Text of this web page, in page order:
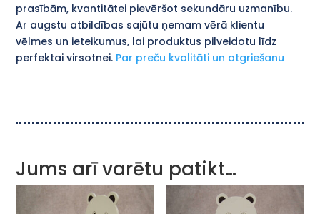
prasībām, kvantitātei pievēršot sekundāru uzmanību.
Ar augstu atbildības sajūtu ņemam vērā klientu
vēlmes un ieteikumus, lai produktus pilveidotu līdz
perfektai virsotnei. Par preču kvalitāti un atgriešanu
Jums arī varētu patikt…